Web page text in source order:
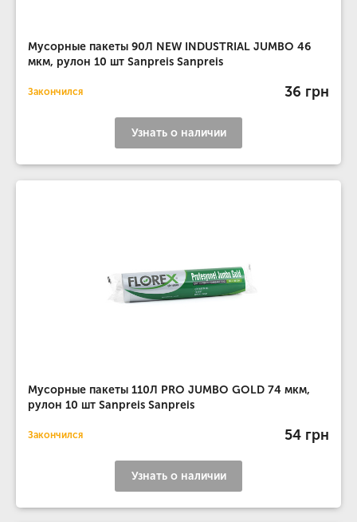
Мусорные пакеты 90Л NEW INDUSTRIAL JUMBO 46
мкм, рулон 10 шт Sanpreis Sanpreis
Закончился 36 грн
Узнать о наличии
Мусорные пакеты 110Л PRO JUMBO GOLD 74 мкм,
рулон 10 шт Sanpreis Sanpreis
Закончился 54 грн
Узнать о наличии